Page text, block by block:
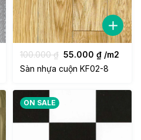
100.000₫ 55.000 ₫ /m2
Sàn nhựa cuộn KF02-8
ON SALE